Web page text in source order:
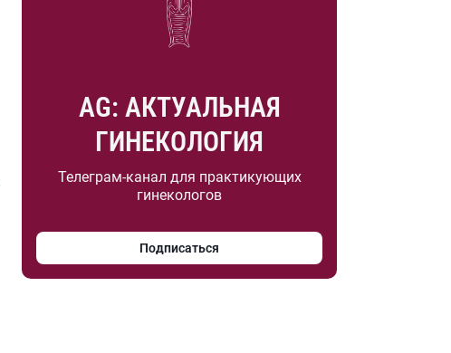
AG: АКТУАЛЬНАЯ
ГИНЕКОЛОГИЯ
Телеграм-канал для практикующих
гинекологов
Подписаться